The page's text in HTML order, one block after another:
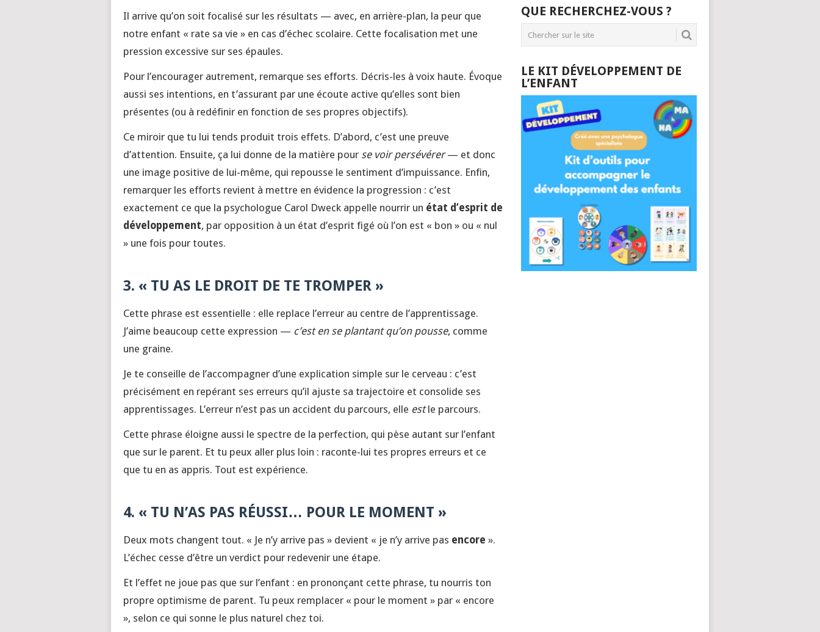
Il arrive qu’on soit focalisé sur les résultats — avec, en arrière-plan, la peur que
notre enfant « rate sa vie » en cas d’échec scolaire. Cette focalisation met une
pression excessive sur ses épaules.
Pour l’encourager autrement, remarque ses efforts. Décris-les à voix haute. Évoque
aussi ses intentions, en t’assurant par une écoute active qu’elles sont bien
présentes (ou à redéfinir en fonction de ses propres objectifs).
Ce miroir que tu lui tends produit trois effets. D’abord, c’est une preuve
d’attention. Ensuite, ça lui donne de la matière pour se voir persévérer— et donc
une image positive de lui-même, qui repousse le sentiment d’impuissance. Enfin,
remarquer les efforts revient à mettre en évidence la progression : c’est
exactement ce que la psychologue Carol Dweck appelle nourrir un état d’esprit de
développement, par opposition à un état d’esprit figé où l’on est « bon » ou « nul
» une fois pour toutes.
3. « TU AS LE DROIT DE TE TROMPER »
Cette phrase est essentielle : elle replace l’erreur au centre de l’apprentissage.
J’aime beaucoup cette expression — c’est en se plantant qu’on pousse, comme
une graine.
Je te conseille de l’accompagner d’une explication simple sur le cerveau : c’est
précisément en repérant ses erreurs qu’il ajuste sa trajectoire et consolide ses
apprentissages. L’erreur n’est pas un accident du parcours, elle estle parcours.
Cette phrase éloigne aussi le spectre de la perfection, qui pèse autant sur l’enfant
que sur le parent. Et tu peux aller plus loin : raconte-lui tes propres erreurs et ce
que tu en as appris. Tout est expérience.
4. « TU N’AS PAS RÉUSSI… POUR LE MOMENT »
Deux mots changent tout. « Je n’y arrive pas » devient « je n’y arrive pas encore ».
L’échec cesse d’être un verdict pour redevenir une étape.
Et l’effet ne joue pas que sur l’enfant : en prononçant cette phrase, tu nourris ton
propre optimisme de parent. Tu peux remplacer « pour le moment » par « encore
», selon ce qui sonne le plus naturel chez toi.
QUE RECHERCHEZ-VOUS ?
LE KIT DÉVELOPPEMENT DE
L’ENFANT